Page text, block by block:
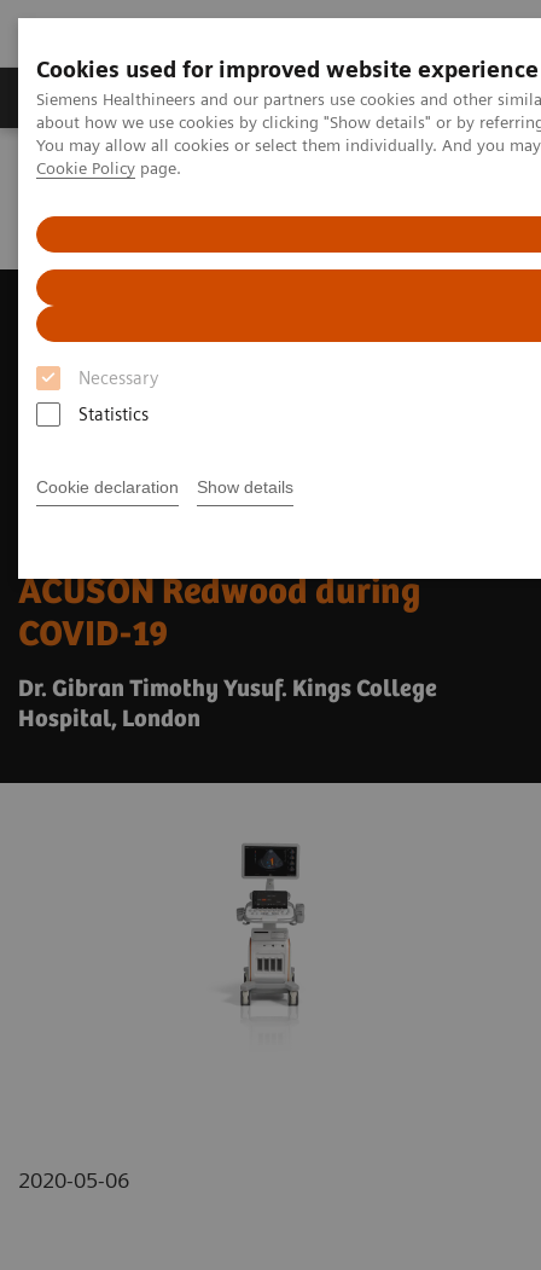
Cookies used for improved website experience
Siemens Healthineers and our partners use cookies and other
about how we use cookies by clicking "Show details" or by
You may allow all cookies or select them individually. And you
Cookie Policy page.
Necessary
Statistics
Cookie declaration Show details
Produtos e serviços Especialidades Clínicas e
Siemens Healthineers Brasil
ACUSON Redwood during COVID-19
ACUSON Redwood during
COVID-19
Dr. Gibran Timothy Yusuf. Kings College
Hospital, London
2020-05-06